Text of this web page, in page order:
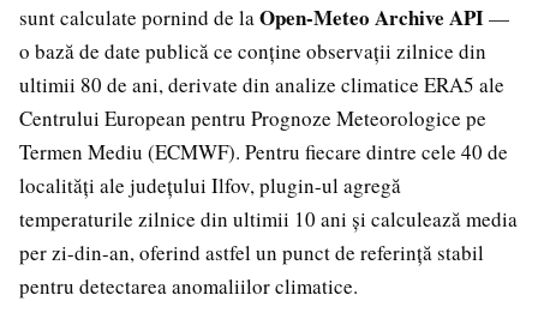
sunt calculate pornind de laOpen-Meteo Archive API—
o bază de date publică ce conține observații zilnice din
ultimii 80 de ani, derivate din analize climatice ERA5 ale
Centrului European pentru Prognoze Meteorologice pe
Termen Mediu (ECMWF). Pentru fiecare dintre cele 40 de
localități ale județului Ilfov, plugin-ul agregă
temperaturile zilnice din ultimii 10 ani și calculează media
per zi-din-an, oferind astfel un punct de referință stabil
pentru detectarea anomaliilor climatice.